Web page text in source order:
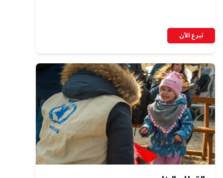
تبرع الآن